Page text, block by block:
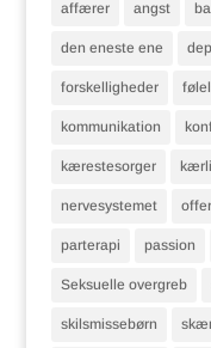
affærer angst
den eneste ene
forskelligheder
kommunikation
kærestesorger
nervesystemet
parterapi passion
Seksuelle overgreb
skilsmissebørn